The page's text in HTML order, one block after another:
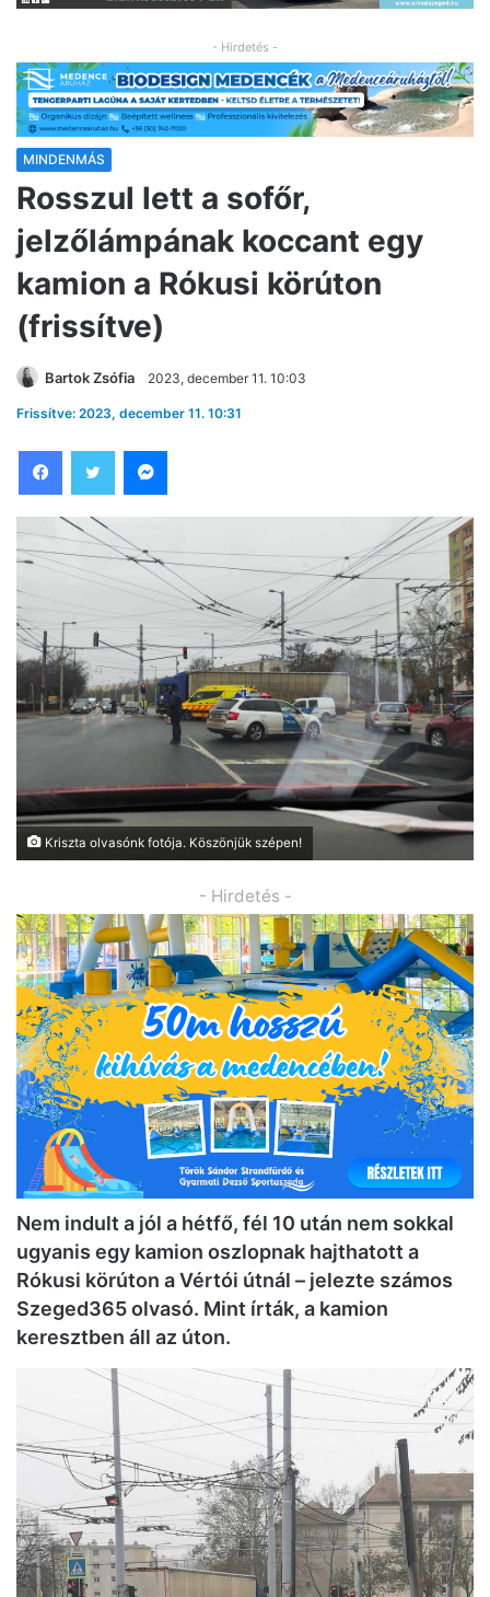
- Hirdetés -
MINDENMÁS
Rosszul lett a sofőr,
jelzőlámpának koccant egy
kamion a Rókusi körúton
(frissítve)
Bartok Zsófia 2023, december 11. 10:03
Frissítve: 2023, december 11. 10:31
Kriszta olvasónk fotója. Köszönjük szépen!
- Hirdetés -
Nem indult a jól a hétfő, fél 10 után nem sokkal
ugyanis egy kamion oszlopnak hajthatott a
Rókusi körúton a Vértói útnál – jelezte számos
Szeged365 olvasó. Mint írták, a kamion
keresztben áll az úton.